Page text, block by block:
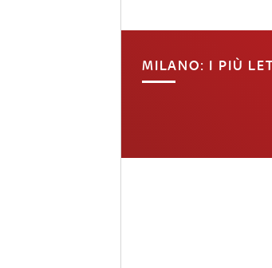
MILANO: I PIÙ